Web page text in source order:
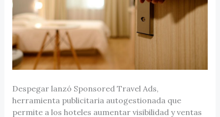
Despegar lanzó Sponsored Travel Ads,
herramienta publicitaria autogestionada que
permite a los hoteles aumentar visibilidad y ventas